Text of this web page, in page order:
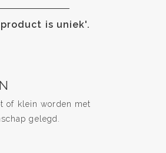
is uniek'.
of klein worden met
gelegd.